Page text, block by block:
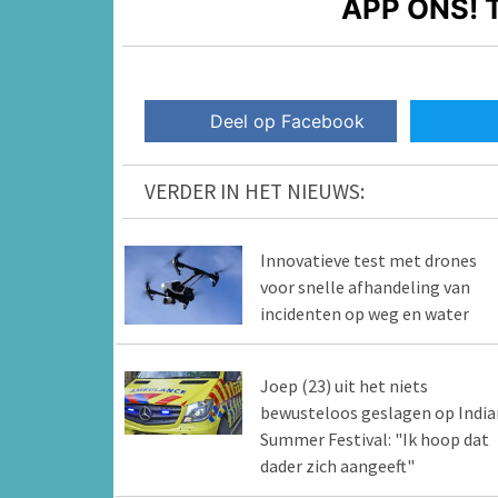
APP ONS!
Deel op Facebook
VERDER IN HET NIEUWS:
Innovatieve test met drones
voor snelle afhandeling van
incidenten op weg en water
Joep (23) uit het niets
bewusteloos geslagen op
Summer Festival: "Ik hoop dat
dader zich aangeeft"